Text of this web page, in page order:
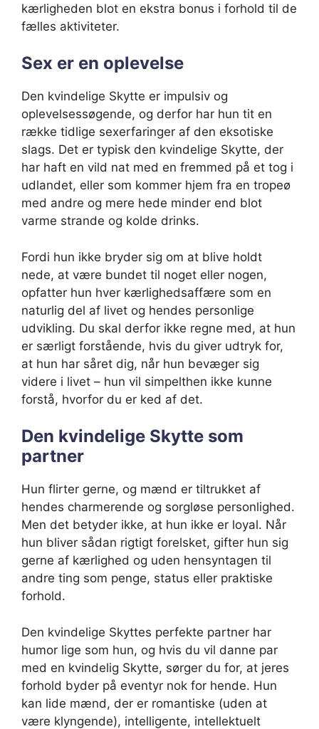
kærligheden blot en ekstra bonus i forhold til de
fælles aktiviteter.
Sex er en oplevelse
Den kvindelige Skytte er impulsiv og
oplevelsessøgende, og derfor har hun tit en
række tidlige sexerfaringer af den eksotiske
slags. Det er typisk den kvindelige Skytte, der
har haft en vild nat med en fremmed på et tog i
udlandet, eller som kommer hjem fra en tropeø
med andre og mere hede minder end blot
varme strande og kolde drinks.
Fordi hun ikke bryder sig om at blive holdt
nede, at være bundet til noget eller nogen,
opfatter hun hver kærlighedsaffære som en
naturlig del af livet og hendes personlige
udvikling. Du skal derfor ikke regne med, at hun
er særligt forstående, hvis du giver udtryk for,
at hun har såret dig, når hun bevæger sig
videre i livet – hun vil simpelthen ikke kunne
forstå, hvorfor du er ked af det.
Den kvindelige Skytte som
partner
Hun flirter gerne, og mænd er tiltrukket af
hendes charmerende og sorgløse personlighed.
Men det betyder ikke, at hun ikke er loyal. Når
hun bliver sådan rigtigt forelsket, gifter hun sig
gerne af kærlighed og uden hensyntagen til
andre ting som penge, status eller praktiske
forhold.
Den kvindelige Skyttes perfekte partner har
humor lige som hun, og hvis du vil danne par
med en kvindelig Skytte, sørger du for, at jeres
forhold byder på eventyr nok for hende. Hun
kan lide mænd, der er romantiske (uden at
være klyngende), intelligente, intellektuelt